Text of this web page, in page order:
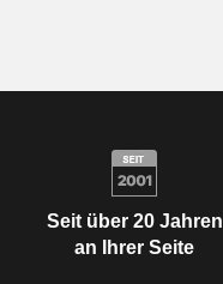
Seit über 20 Jahren
an Ihrer Seite